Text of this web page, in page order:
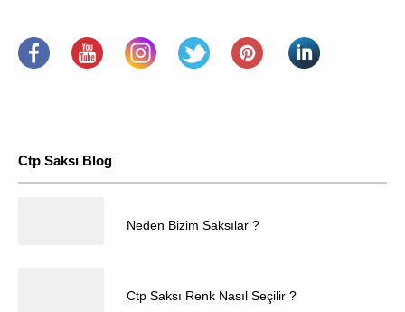
Ctp Saksı Blog
Neden Bizim Saksılar ?
Ctp Saksı Renk Nasıl Seçilir ?
Müşteri Temsilcisi